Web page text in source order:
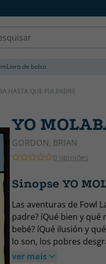
Livro de bolso
HASTA QUE FUI PADRE
YO
GORDON, BRIAN
0 opiniões
Sinopse YO
Las aventuras de Fowl
padre? íQué bien y qué
bebé? íQué ilusión y
lo son, los pobres
preguntas, entonces YO
ver mais